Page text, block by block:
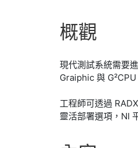
概觀
現代測試系統需要
Graiphic 與
工程師可透過
靈活部署選項，NI